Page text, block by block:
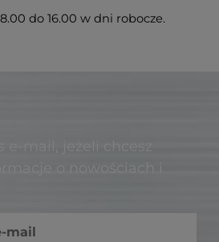
do 16.00 w dni robocze.